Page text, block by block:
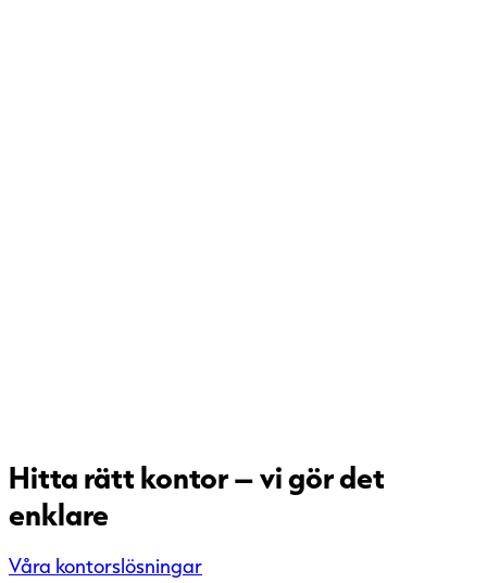
Hitta rätt kontor – vi gör det
enklare
Våra kontorslösningar